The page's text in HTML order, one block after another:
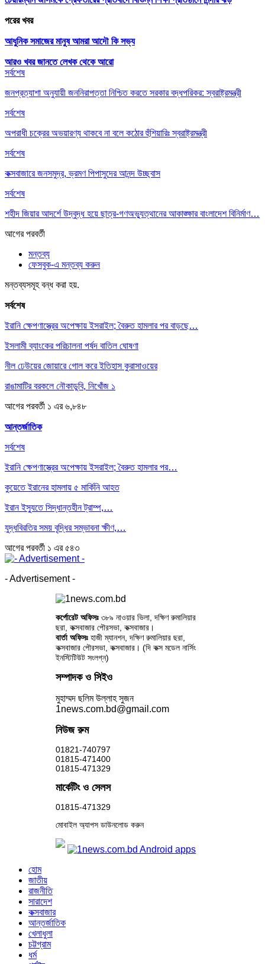
পরের খবর
আধুনিক সমাজের মানুষ আমরা আদৌ কি সভ্য
আরও খবর জানতে লেখক থেকে আরো
সর্বশেষ
জনপ্রত্যাশা অনুযায়ী জননিরাপত্তা নিশ্চিত করতে সরকার বদ্ধপরিকর: স্বরাষ্ট্রমন্ত্রী
সর্বশেষ
অপরাধী চক্রের অভয়ারণ্য থাকবে না বলে কঠোর হুঁশিয়ারিঃ স্বরাষ্ট্রমন্ত্রী
সর্বশেষ
কক্সবাজারে জনসমুদ্র, ভ্রমণ পিপাসুদের আনন্দ উচ্ছ্বাস
সর্বশেষ
শহীদ জিয়ার আদর্শে উদ্বুদ্ধ হয়ে ছাত্র-গণঅভ্যুত্থানের আকাঙ্ক্ষার বাংলাদেশ বিনির্মাণ…
আগেরপরবর্তী
মন্তব্য
ফেসবুক-এ মন্তব্য করুন
মন্তব্যসমূহ বন্ধ করা হয়.
সর্বশেষ
ইরানি ক্ষেপণাস্ত্রের অপেক্ষায় ইসরাইল; বৈরুত হামলার পর বাড়ছে…
ইসলামী ব্যাংকের পরিচালনা পর্ষদ বাতিল ঘোষণা
নীল ঢেউয়ের জোয়ারে গোল করে ইতিহাস কুরাসাওয়ের
রাঙামাটির বরকলে নৌকাডুবি, নিখোঁজ ১
আগেরপরবর্তী ১ এর ৬,৮৪৮
আন্তর্জাতিক
সর্বশেষ
ইরানি ক্ষেপণাস্ত্রের অপেক্ষায় ইসরাইল; বৈরুত হামলার পর…
কুয়েতে ইরানের হামলায় ৫ মার্কিনি আহত
ইরান ইস্যুতে সিদ্ধান্তহীন ট্রাম্প,…
যুদ্ধবিরতির সময় বৃদ্ধির সম্ভাবনা ক্ষীণ,…
আগেরপরবর্তী ১ এর ৫৪৩
- Advertisement -
কর্পোরেট অফিসঃ ৩৮৯ নাওয়ার ভিলা, দক্ষিণ রুমালিয়ার
ছরা, কক্সবাজার পৌরসভা, কক্সবাজার।
বার্তা অফিসঃহাজী ম্যানশন, দক্ষিণ রুমালিয়ার ছরা,
কক্সবাজার পৌরসভা, কক্সবাজার। (দি কক্স মডেল নার্সিং
ইনস্টিটিউট সংলগ্ন)
সম্পাদক ও সিইও
মুহাম্মদ ছলিম উল্লাহ সুজন
1news.com.bd@gmail.com
নিউজ রুম
01821-740797
01815-471400
01815-471329
মার্কেটিং ও সেলস
01815-471329
মোবাইল অ্যাপস ডাউনলোড করুন
হোম
জাতীয়
রাজনীতি
সারাদেশ
কক্সবাজার
আন্তর্জাতিক
খেলাধুলা
চট্টগ্রাম
ধর্ম